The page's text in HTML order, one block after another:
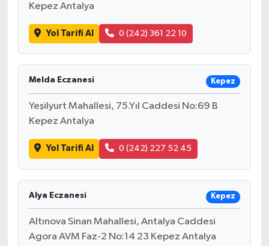
Kepez Antalya
Yol Tarifi Al 0 (242) 361 22 10
Melda Eczanesi Kepez
Yeşilyurt Mahallesi, 75.Yıl Caddesi No:69 B
Kepez Antalya
Yol Tarifi Al 0 (242) 227 52 45
Alya Eczanesi Kepez
Altınova Sinan Mahallesi, Antalya Caddesi
Agora AVM Faz-2 No:14 23 Kepez Antalya